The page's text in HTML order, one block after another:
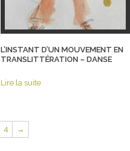
L’INSTANT D’UN MOUVEMENT EN
TRANSLITTÉRATION – DANSE
Lire la suite
4 →